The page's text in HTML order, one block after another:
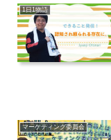
1日1物語
マーケティング委員会